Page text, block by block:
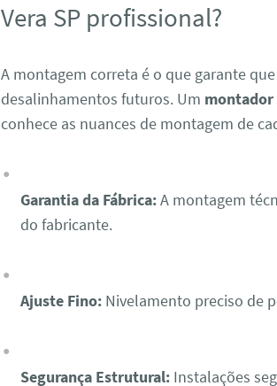
Vera SP profissional?
A montagem correta é o que garante
desalinhamentos futuros. Um montador
conhece as nuances de montagem de
Garantia da Fábrica:A montagem
do fabricante.
Ajuste Fino:Nivelamento preciso de
Segurança Estrutural:Instalações